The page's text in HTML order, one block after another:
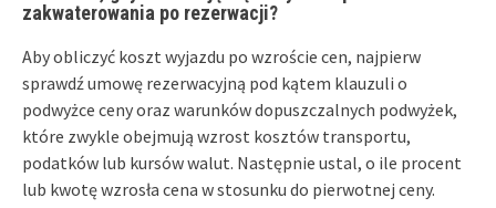
zakwaterowania po rezerwacji?
Aby obliczyć koszt wyjazdu po wzroście cen, najpierw
sprawdź umowę rezerwacyjną pod kątem klauzuli o
podwyżce ceny oraz warunków dopuszczalnych podwyżek,
które zwykle obejmują wzrost kosztów transportu,
podatków lub kursów walut. Następnie ustal, o ile procent
lub kwotę wzrosła cena w stosunku do pierwotnej ceny.